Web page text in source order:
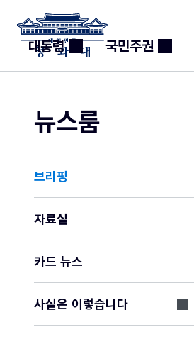
대통령 국민주권
뉴스룸
브리핑
자료실
카드 뉴스
사실은 이렇습니다